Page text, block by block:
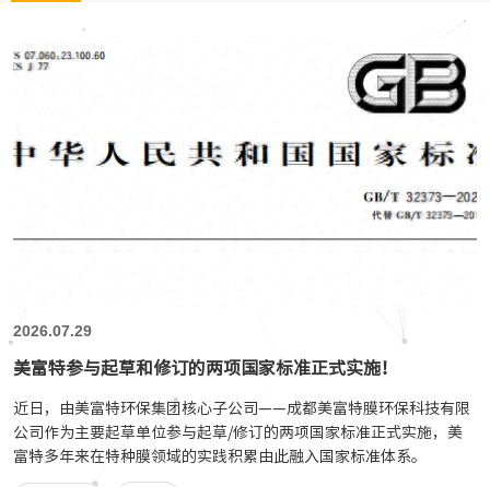
2026.07.29
美富特参与起草和修订的两项国家标准正式实施！
近日，由美富特环保集团核心子公司——成都美富特膜环保科技有限
公司作为主要起草单位参与起草/修订的两项国家标准正式实施，美
富特多年来在特种膜领域的实践积累由此融入国家标准体系。